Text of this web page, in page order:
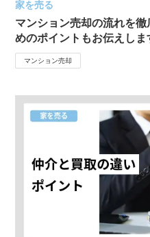
家を売る
マンション売却の流れを
めのポイントもお伝えしま
マンション売却